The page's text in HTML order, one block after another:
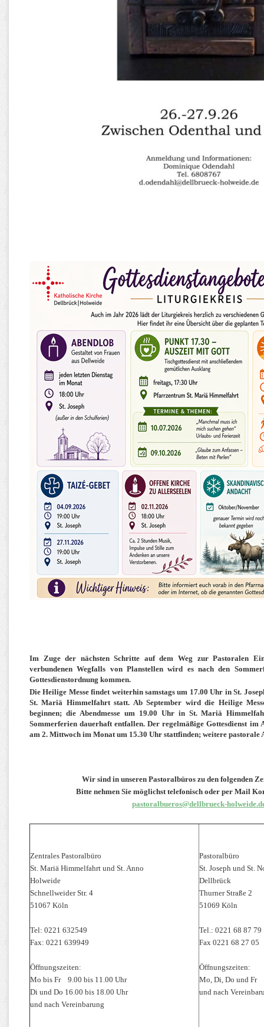
Im Zuge der nächsten Schritte auf dem Weg zur Pastoralen
verbundenen Wegfalls von Planstellen wird es nach den
Gottesdienstordnung kommen.
Die Heilige Messe findet weiterhin samstags um 17.00 Uhr in St.
St. Mariä Himmelfahrt statt. Ab September wird die Heilige
beginnen; die Abendmesse um 19.00 Uhr in St. Mariä
Sommerferien dauerhaft entfallen. Der regelmäßige Gottesdienst im
am 2. Mittwoch im Monat um 15.30 Uhr stattfinden; weitere pastorale
Wir sind in unseren Pastoralbüros zu den folgenden
Bitte nehmen Sie möglichst telefonisch oder per Mail
pastoralbueros@dellbrueck-
Zentrales Pastoralbüro
St. Mariä Himmelfahrt und St. Anno
Holweide
Schnellweider Str. 4
51067 Köln
Tel: 0221 632549
Fax: 0221 639949
Öffnungszeiten:
Mo bis Fr 9.00 bis 11.00 Uhr
Di und Do 16.00 bis 18.00 Uhr
und nach Vereinbarung
Pastoralbüro
St. Joseph und St.
Dellbrück
Thurner Straße 2
51069 Köln
Tel.: 0221 68 87 79
Fax 0221 68 27 05
Öffnungszeiten:
Mo, Di, Do und Fr
und nach